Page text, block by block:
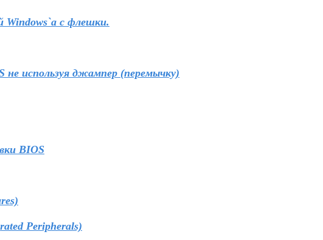
Windows`а с флешки.
не используя джампер (перемычку)
BIOS
Peripherals)